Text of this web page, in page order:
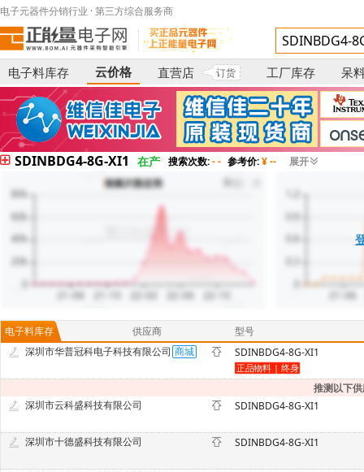
电子元器件分销行业 · 第三方综合服务商
电子料库存 云价格 直营店 订货 工厂库存 呆
SDINBDG4-8G-XI1 在产 搜索次数:- - 参考价:¥ -- 展开
电子料库存 供应商
型号
深圳市华普冠科电子科技有限公司
SDINBDG4-8G-XI1
推测以下
深圳市云科盛科技有限公司
SDINBDG4-8G-XI1
深圳市十德盛科技有限公司 SDINBDG4-8G-XI1